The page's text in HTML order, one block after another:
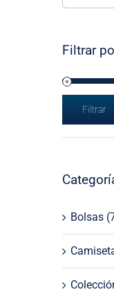
Filtrar
mínimo
máximo
Filtrar
Bolsas